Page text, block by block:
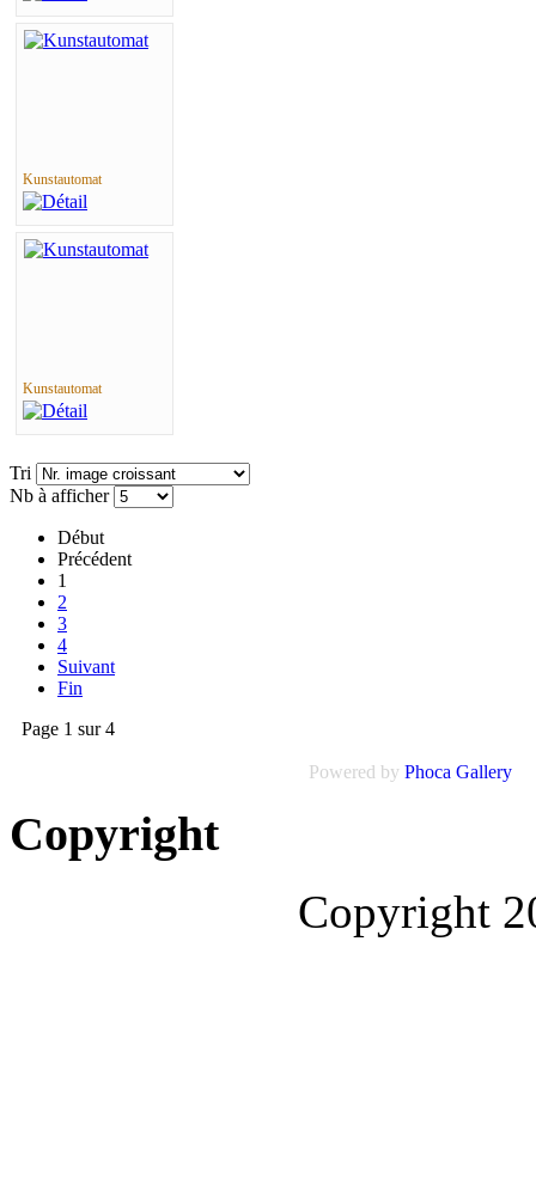
Kunstautomat
Kunstautomat
Tri
Nb à afficher
Début
Précédent
1
2
3
4
Suivant
Fin
Page 1 sur 4
Powered by Phoca Gallery
Copyright
Copyright